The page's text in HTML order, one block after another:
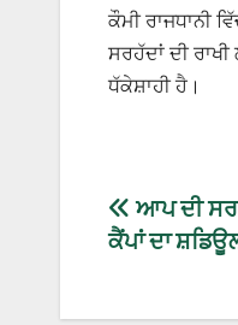
ਕੌਮੀ ਰਾਜਧਾਨੀ
ਸਰਹੱਦਾਂ ਦੀ
ਧੱਕੇਸ਼ਾਹੀ ਹੈ।
ਆਪ ਦੀ
ਕੈਂਪਾਂ ਦਾ